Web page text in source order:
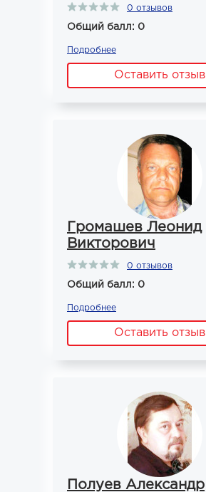
0 отзывов
Общий балл: 0
Подробнее
Оставить отзыв
Громашев Леонид
Викторович
0 отзывов
Общий балл: 0
Подробнее
Оставить отзыв
Полуев Александр